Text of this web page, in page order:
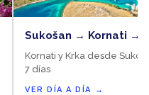
Sukošan → Kornati →
Kornati y Krka desde
7 días
VER DÍA A DÍA →